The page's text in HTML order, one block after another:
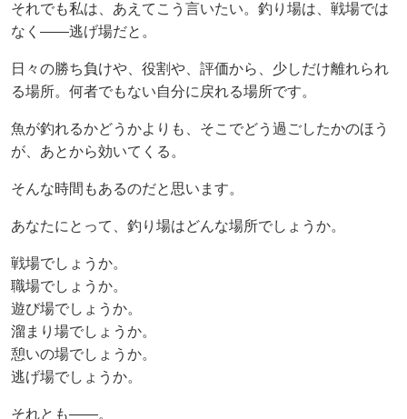
それでも私は、あえてこう言いたい。釣り場は、戦場では
なく——逃げ場だと。
日々の勝ち負けや、役割や、評価から、少しだけ離れられ
る場所。何者でもない自分に戻れる場所です。
魚が釣れるかどうかよりも、そこでどう過ごしたかのほう
が、あとから効いてくる。
そんな時間もあるのだと思います。
あなたにとって、釣り場はどんな場所でしょうか。
戦場でしょうか。
職場でしょうか。
遊び場でしょうか。
溜まり場でしょうか。
憩いの場でしょうか。
逃げ場でしょうか。
それとも——。